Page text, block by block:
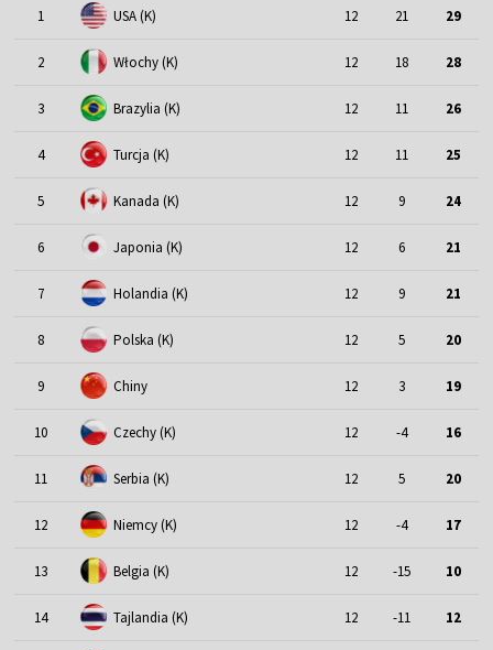
1 USA (K) 12 21 29
2 Włochy (K) 12 18 28
3 Brazylia (K) 12 11 26
4 Turcja (K) 12 11 25
5 Kanada (K) 12 9 24
6 Japonia (K) 12 6 21
7 Holandia (K) 12 9 21
8 Polska (K) 12 5 20
9 Chiny 12 3 19
10 Czechy (K) 12 -4 16
11 Serbia (K) 12 5 20
12 Niemcy (K) 12 -4 17
13 Belgia (K) 12 -15 10
14 Tajlandia (K) 12 -11 12